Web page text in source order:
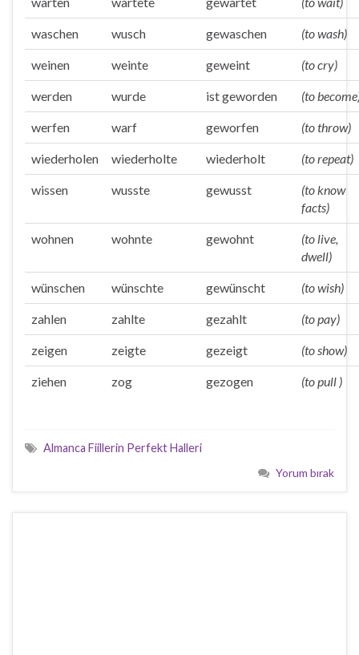
waschen wusch gewaschen (to wash)
weinen weinte geweint (to cry)
werden wurde ist geworden (to
werfen warf geworfen (to throw)
wiederholen wiederholte wiederholt (to repeat)
wissen wusste gewusst
(to know
facts)
wohnen wohnte gewohnt
(to live,
dwell)
wünschen wünschte gewünscht (to wish)
zahlen zahlte gezahlt (to pay)
zeigen zeigte gezeigt (to show)
ziehen zog gezogen (to pull )
Almanca Fiillerin Perfekt Halleri
Yorum bırak